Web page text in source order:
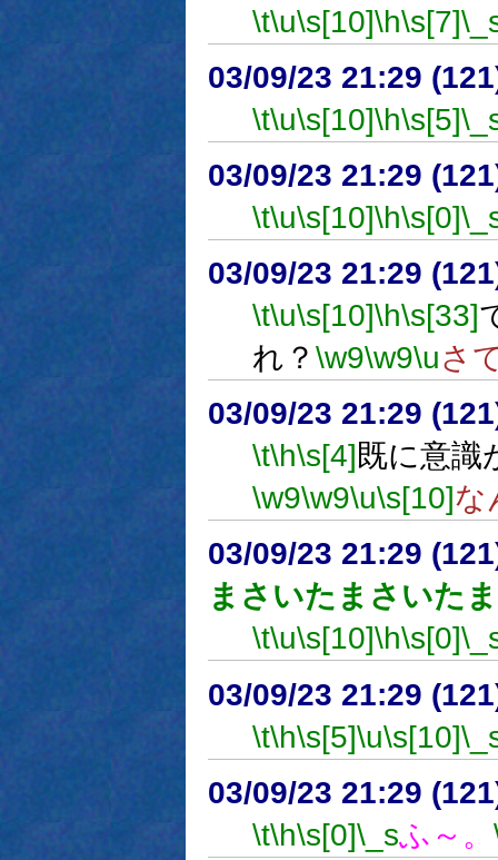
\t\u\s[10]\h\s[7]
03/09/23 21:29
\t\u\s[10]\h\s[5]
03/09/23 21:29
\t\u\s[10]\h\s[0]
03/09/23 21:29
\t\u\s[10]\h\s[33]
れ？ \w9\w9\uさ
03/09/23 21:29
\t\h\s[4]既に意識
\w9\w9\u\s[10]な
03/09/23 21:29
まさいたまさいた
\t\u\s[10]\h\s[0]
03/09/23 21:29
\t\h\s[5]\u\s[10]
03/09/23 21:29
\t\h\s[0]\_sふ～。